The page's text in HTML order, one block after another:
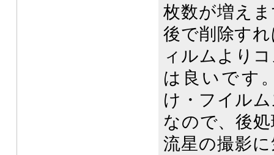
枚数が増え
後で削除す
ィルムより
は良いです
け・フイル
なので、後
流星の撮影